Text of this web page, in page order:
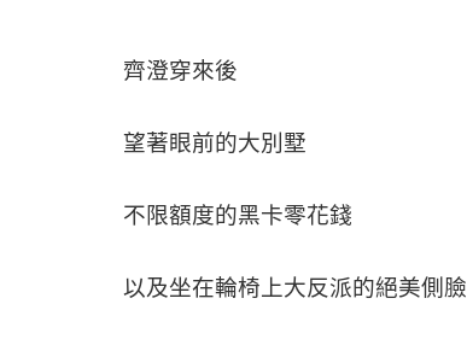
齊澄穿來後
望著眼前的大別墅
不限額度的黑卡零花錢
以及坐在輪椅上大反派的絕美側臉